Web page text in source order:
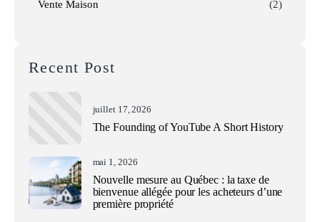
Vente Maison (2)
Recent Post
juillet 17, 2026
The Founding of YouTube A Short History
mai 1, 2026
Nouvelle mesure au Québec : la taxe de
bienvenue allégée pour les acheteurs d’une
première propriété